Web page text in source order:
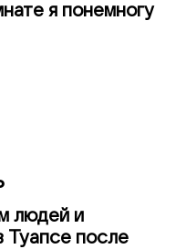
я понемногу
людей и
Туапсе после